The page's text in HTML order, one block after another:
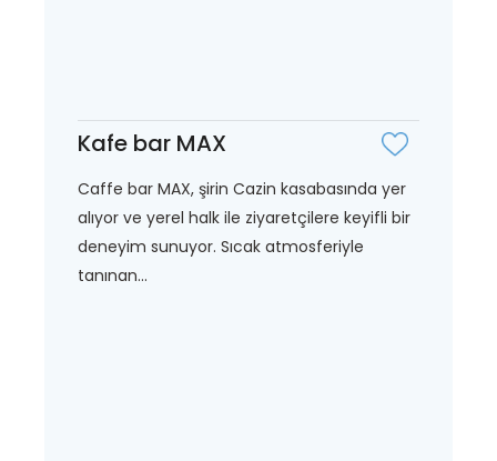
Kafe bar MAX
Caffe bar MAX, şirin Cazin kasabasında yer
alıyor ve yerel halk ile ziyaretçilere keyifli bir
deneyim sunuyor. Sıcak atmosferiyle
tanınan...